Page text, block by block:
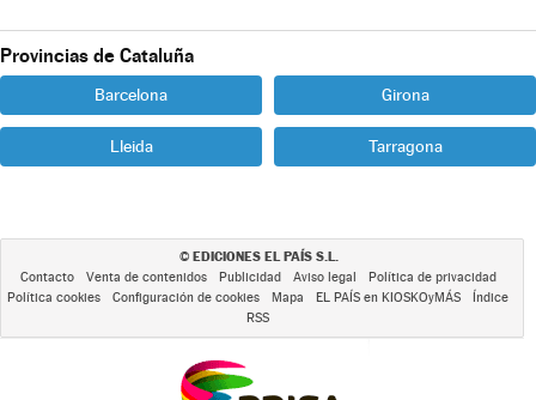
Provincias de Cataluña
Barcelona Girona
Lleida Tarragona
© EDICIONES EL PAÍS S.L.
Contacto Venta de contenidos Publicidad Aviso legal
Política de privacidad
Política cookies
Configuración de cookies Mapa EL PAÍS en KIOSKOyMÁS
Índice
RSS